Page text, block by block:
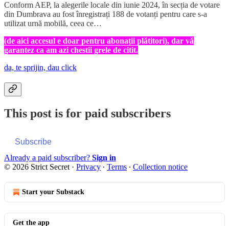
Conform AEP, la alegerile locale din iunie 2024, în secția de votare
din Dumbrava au fost înregistrați 188 de votanți pentru care s-a
utilizat urnă mobilă, ceea ce…
(de aici accesul e doar pentru abonații plǎtitori), dar vǎ
garantez ca am azi chestii grele de citit.
da, te sprijin, dau click
This post is for paid subscribers
Subscribe
Already a paid subscriber? Sign in
© 2026 Strict Secret · Privacy ∙ Terms ∙ Collection notice
Start your Substack
Get the app